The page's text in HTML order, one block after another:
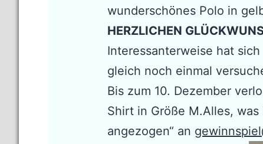
wunderschönes Polo in
HERZLICHEN
Interessanterweise hat
gleich noch einmal
Bis zum 10. Dezember
Shirt in Größe M.Alles,
angezogen“ an